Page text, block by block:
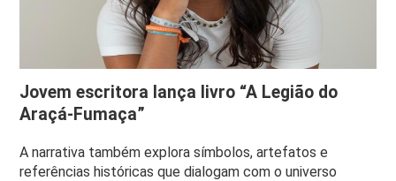
Jovem escritora lança livro “A Legião do
Araçá-Fumaça”
A narrativa também explora símbolos, artefatos e
referências históricas que dialogam com o universo